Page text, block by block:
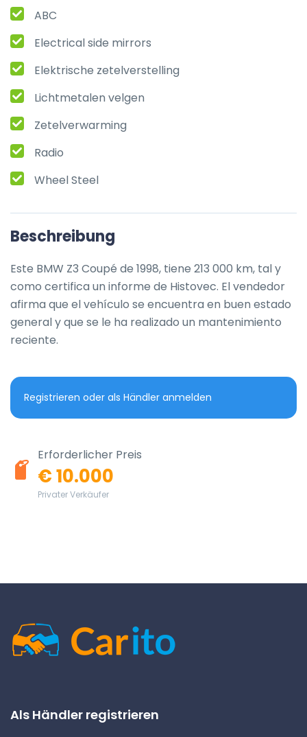
ABC
Electrical side mirrors
Elektrische zetelverstelling
Lichtmetalen velgen
Zetelverwarming
Radio
Wheel Steel
Beschreibung
Este BMW Z3 Coupé de 1998, tiene 213 000 km, tal y
como certifica un informe de Histovec. El vendedor
afirma que el vehículo se encuentra en buen estado
general y que se le ha realizado un mantenimiento
reciente.
Registrieren oder als Händler anmelden
Erforderlicher Preis
€ 10.000
Privater Verkäufer
Als Händler registrieren